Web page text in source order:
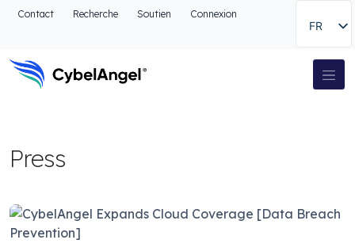
Aller à l'en-tête
Aller à la recherche
Aller au pied de page
Contact Recherche Soutien Connexion
FR
Navigation principale
Press